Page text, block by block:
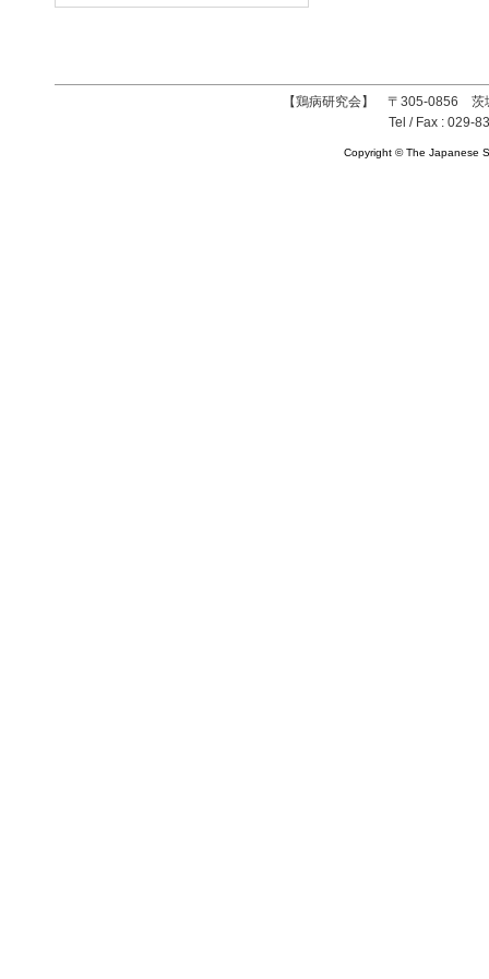
【鶏病研究会】 〒305-0856 茨
Tel / Fax : 029-
Copyright © The Japanese